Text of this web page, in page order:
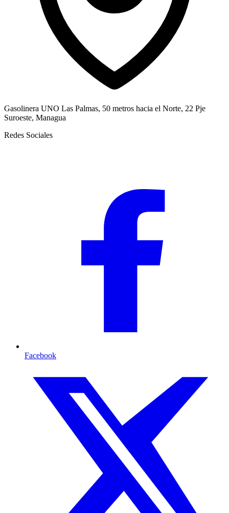
Gasolinera UNO Las Palmas, 50 metros hacia el Norte, 22 Pje
Suroeste, Managua
Redes Sociales
Facebook